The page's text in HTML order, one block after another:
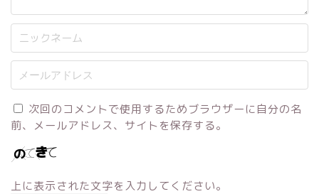
次回のコメントで使用するためブラウザーに自分の名
前、メールアドレス、サイトを保存する。
上に表示された文字を入力してください。